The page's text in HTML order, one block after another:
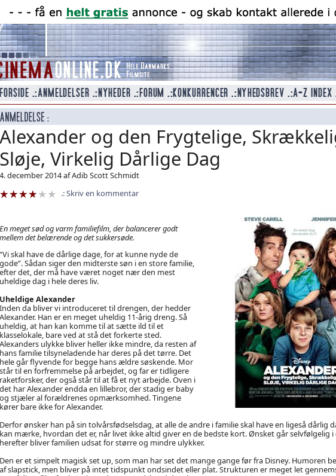
Alexander og den Frygtelige,
Sløje, Virkelig Dårlige Dag
4. december 2014 af Adib Scott Schmidt
Skriv en kommentar
En meget sød og varm familiefilm, der balancerer godt
mellem det belærende og det sukkersøde.
“Vi skal have de dårlige dage, for at kunne nyde de
gode”. Sådan siger den midterste søn i en store familie,
efter det, der må have været noget nær den mest
uheldige dag i hele deres liv.
Uheldige Alexander
Inden da bliver vi introduceret til drengen, der hedder
Alexander. Han er en meget uheldig 11-årig dreng. Så
uheldig, at han kan komme til at sætte ild til et
klasselokale, bare ved at stå det forkerte sted.
Alexanders ulykke bliver heller ikke mindre, da resten af
hans familie tilsyneladende har deres på det tørre. Det
hele går flyvende for begge hans ældre søskende. Mor
står til en forfremmelse på arbejdet, og far er tidligere
raketforsker, der også står til at få et nyt arbejde. Oven i
det har Alexander endda en lillebror, der stadig er baby
og stjæler al forældrenes opmærksomhed. Tingene
kører bare ikke for Alexander.
Derfor ønsker han på sin tolvårsfødselsdag, at alle de andre i familie skal have en ligeså dårlig
kan mærke, hvordan det er, når livet ikke altid giver en de bedste kort. Ønsket går selvfølgelig i
herefter bliver familien udsat for større og mindre ulykker.
Den er et simpelt magisk set up, som man har set det mange gange før fra Disney. Humoren
af slapstick, men bliver på intet tidspunkt ondsindet eller plat. Strukturen er meget let